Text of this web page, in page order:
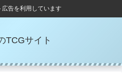
広告を利用しています
TCGサイト